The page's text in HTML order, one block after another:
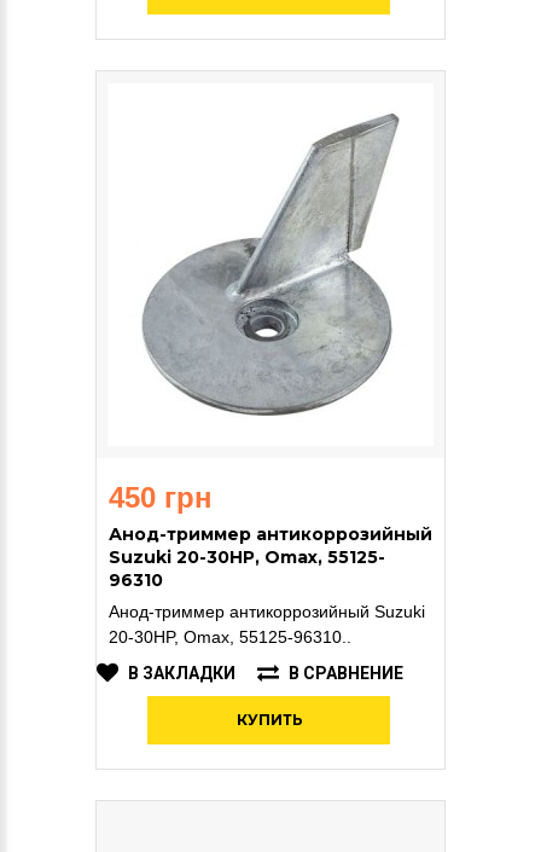
450 грн
Анод-триммер антикоррозийный
Suzuki 20-30HP, Omax, 55125-
96310
Анод-триммер антикоррозийный Suzuki
20-30HP, Omax, 55125-96310..
В ЗАКЛАДКИ
В СРАВНЕНИЕ
КУПИТЬ